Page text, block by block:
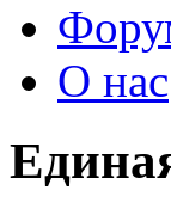
О нас